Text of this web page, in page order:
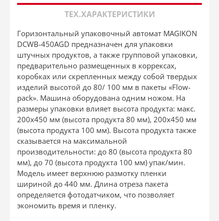
ТЕХ.ХАРАКТЕРИСТИКИ
Горизонтальный упаковочный автомат MAGIKON
DCWB-450AGD предназначен для упаковки
штучных продуктов, а также групповой упаковки,
предварительно размещенных в коррексах,
коробках или скрепленных между собой твердых
изделий высотой до 80/ 100 мм в пакеты «Flow-
pack». Машина оборудована одним ножом. На
размеры упаковки влияет высота продукта: макс.
200х450 мм (высота продукта 80 мм), 200х450 мм
(высота продукта 100 мм). Высота продукта также
сказывается на максимальной
производительности: до 80 (высота продукта 80
мм), до 70 (высота продукта 100 мм) упак/мин.
Модель имеет верхнюю размотку пленки
шириной до 440 мм. Длина отреза пакета
определяется фотодатчиком, что позволяет
экономить время и пленку.